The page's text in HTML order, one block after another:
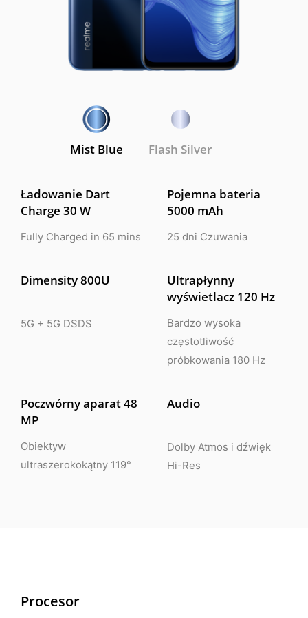
Ładowanie Dart
Charge 30 W
Fully Charged in 65 mins
Pojemna bateria
5000 mAh
25 dni Czuwania
Dimensity 800U
5G + 5G DSDS
Ultrapłynny
wyświetlacz 120 Hz
Bardzo wysoka
częstotliwość
próbkowania 180 Hz
Poczwórny aparat 48
MP
Obiektyw
ultraszerokokątny 119°
Audio
Dolby Atmos i dźwięk
Hi-Res
Mist Blue Flash Silver
Procesor